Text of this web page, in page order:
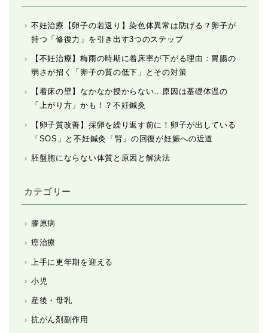
不妊治療【卵子の若返り】染色体異常は防げる？卵子が
持つ「修復力」を引き出す3つのステップ
【不妊治療】梅雨の時期に着床率が下がる理由：胃腸の
弱さが招く「卵子の質の低下」とその対策
【着床の壁】なかなか授からない…原因は基礎体温の
「上がり方」かも！？不妊鍼灸
【卵子質改善】採卵を繰り返す前に！卵子が出している
「SOS」と不妊鍼灸「腎」の回復が妊娠への近道
胚盤胞にならない体質と原因と解決法
カテゴリー
膠原病
癌治療
上手に更年期を迎える
小児
産後・母乳
抗がん剤副作用